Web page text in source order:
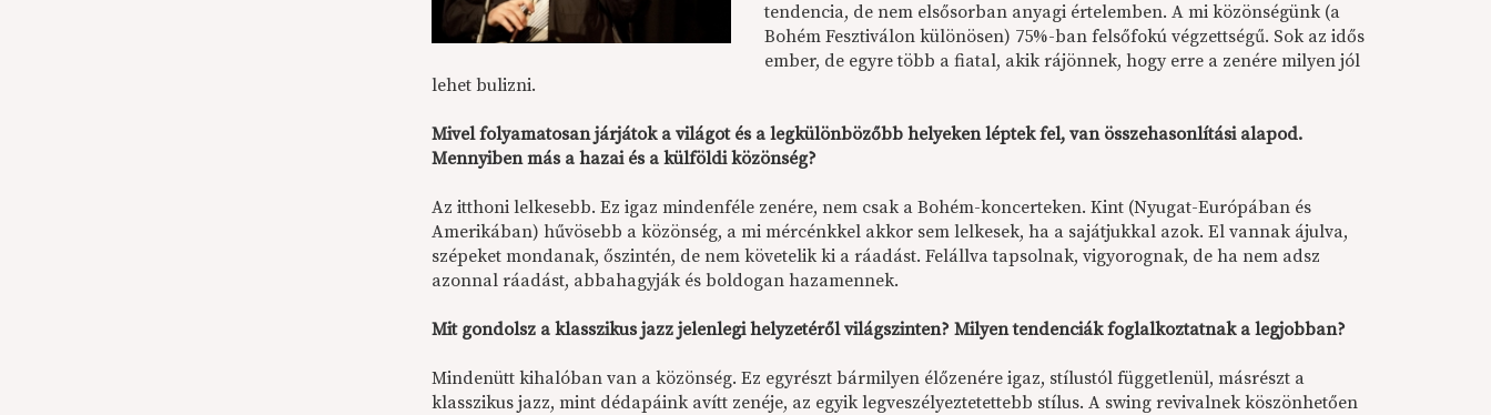
tendencia, de nem elsősorban anyagi értelemben. A mi közönségünk (a
Bohém Fesztiválon különösen) 75%-ban felsőfokú végzettségű. Sok az idős
ember, de egyre több a fiatal, akik rájönnek, hogy erre a zenére milyen jól
lehet bulizni.
Mivel folyamatosan járjátok a világot és a legkülönbözőbb helyeken léptek fel, van összehasonlítási alapod.
Mennyiben más a hazai és a külföldi közönség?
Az itthoni lelkesebb. Ez igaz mindenféle zenére, nem csak a Bohém-koncerteken. Kint (Nyugat-Európában és
Amerikában) hűvösebb a közönség, a mi mércénkkel akkor sem lelkesek, ha a sajátjukkal azok. El vannak ájulva,
szépeket mondanak, őszintén, de nem követelik ki a ráadást. Felállva tapsolnak, vigyorognak, de ha nem adsz
azonnal ráadást, abbahagyják és boldogan hazamennek.
Mit gondolsz a klasszikus jazz jelenlegi helyzetéről világszinten? Milyen tendenciák foglalkoztatnak a legjobban?
Mindenütt kihalóban van a közönség. Ez egyrészt bármilyen élőzenére igaz, stílustól függetlenül, másrészt a
klasszikus jazz, mint dédapáink avítt zenéje, az egyik legveszélyeztetettebb stílus. A swing revivalnek köszönhetően